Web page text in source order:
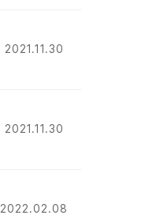
2021.11.30
2021.11.30
2022.02.08